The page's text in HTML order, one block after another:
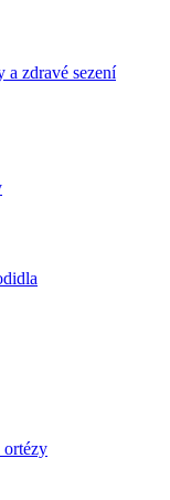
a zdravé sezení
ortézy